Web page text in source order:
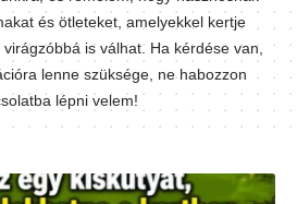
és ötleteket, amelyekkel kertje
is válhat. Ha kérdése van,
lenne szüksége, ne habozzon
lépni velem!